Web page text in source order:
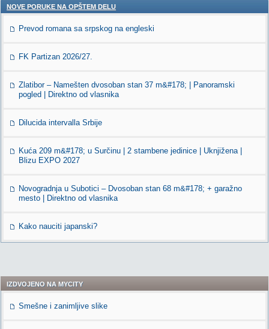
NOVE PORUKE NA OPŠTEM DELU
Prevod romana sa srpskog na engleski
FK Partizan 2026/27.
Zlatibor – Namešten dvosoban stan 37 m&#178; | Panoramski
pogled | Direktno od vlasnika
Dilucida intervalla Srbije
Kuća 209 m&#178; u Surčinu | 2 stambene jedinice | Uknjižena |
Blizu EXPO 2027
Novogradnja u Subotici – Dvosoban stan 68 m&#178; + garažno
mesto | Direktno od vlasnika
Kako nauciti japanski?
IZDVOJENO NA MYCITY
Smešne i zanimljive slike